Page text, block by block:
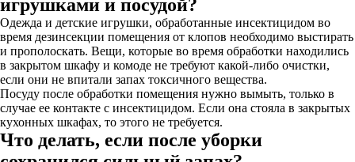
игрушками и посудой?
Одежда и детские игрушки, обработанные инсектицидом во
время дезинсекции помещения от клопов необходимо выстирать
и прополоскать. Вещи, которые во время обработки находились
в закрытом шкафу и комоде не требуют какой-либо очистки,
если они не впитали запах токсичного вещества.
Посуду после обработки помещения нужно вымыть, только в
случае ее контакте с инсектицидом. Если она стояла в закрытых
кухонных шкафах, то этого не требуется.
Что делать, если после уборки